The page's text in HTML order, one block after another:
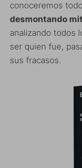
conoceremos
desmontando
analizando todos
ser quien fue,
sus fracasos.